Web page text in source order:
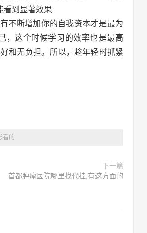
看到显著效果
不断增加你的自我资本才是最为
，这个时候学习的效率也是最高
和无负担。所以，趁年轻时抓紧
看的
下一篇
首都肿瘤医院哪里找代挂,有这方面的